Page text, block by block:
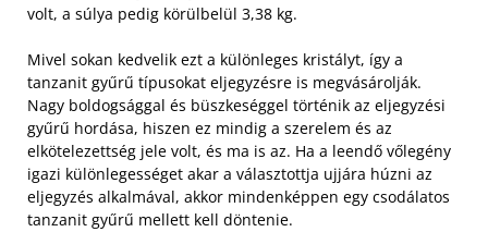
volt, a súlya pedig körülbelül 3,38 kg.
Mivel sokan kedvelik ezt a különleges kristályt, így a
tanzanit gyűrű típusokat eljegyzésre is megvásárolják.
Nagy boldogsággal és büszkeséggel történik az eljegyzési
gyűrű hordása, hiszen ez mindig a szerelem és az
elkötelezettség jele volt, és ma is az. Ha a leendő vőlegény
igazi különlegességet akar a választottja ujjára húzni az
eljegyzés alkalmával, akkor mindenképpen egy csodálatos
tanzanit gyűrű mellett kell döntenie.